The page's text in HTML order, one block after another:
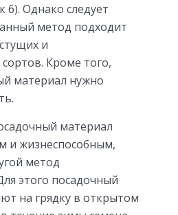
6). Однако следует
метод подходит
и
Кроме того,
материал нужно
материал
и жизнеспособным,
метод
этого посадочный
на грядку в открытом